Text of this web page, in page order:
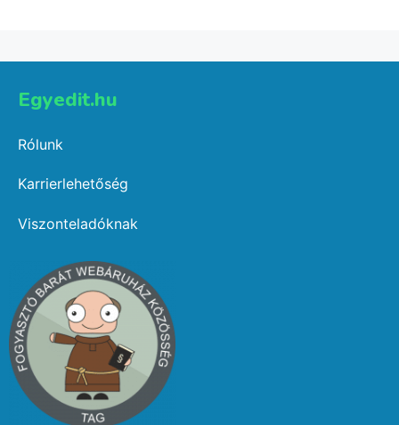
Egyedit.hu
Rólunk
Karrierlehetőség
Viszonteladóknak